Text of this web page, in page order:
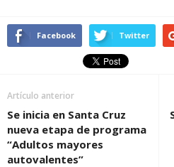
Facebook Twitter
Artículo anterior
Se inicia en Santa Cruz
nueva etapa de programa
“Adultos mayores
autovalentes”